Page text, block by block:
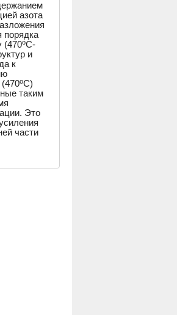
азота
порядка
(470oC-
и
к
oС)
таким
Это
части